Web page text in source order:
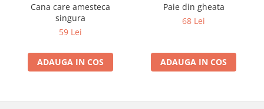
Cana care amesteca
singura
59 Lei
ADAUGA IN COS
Paie din gheata
68 Lei
ADAUGA IN COS